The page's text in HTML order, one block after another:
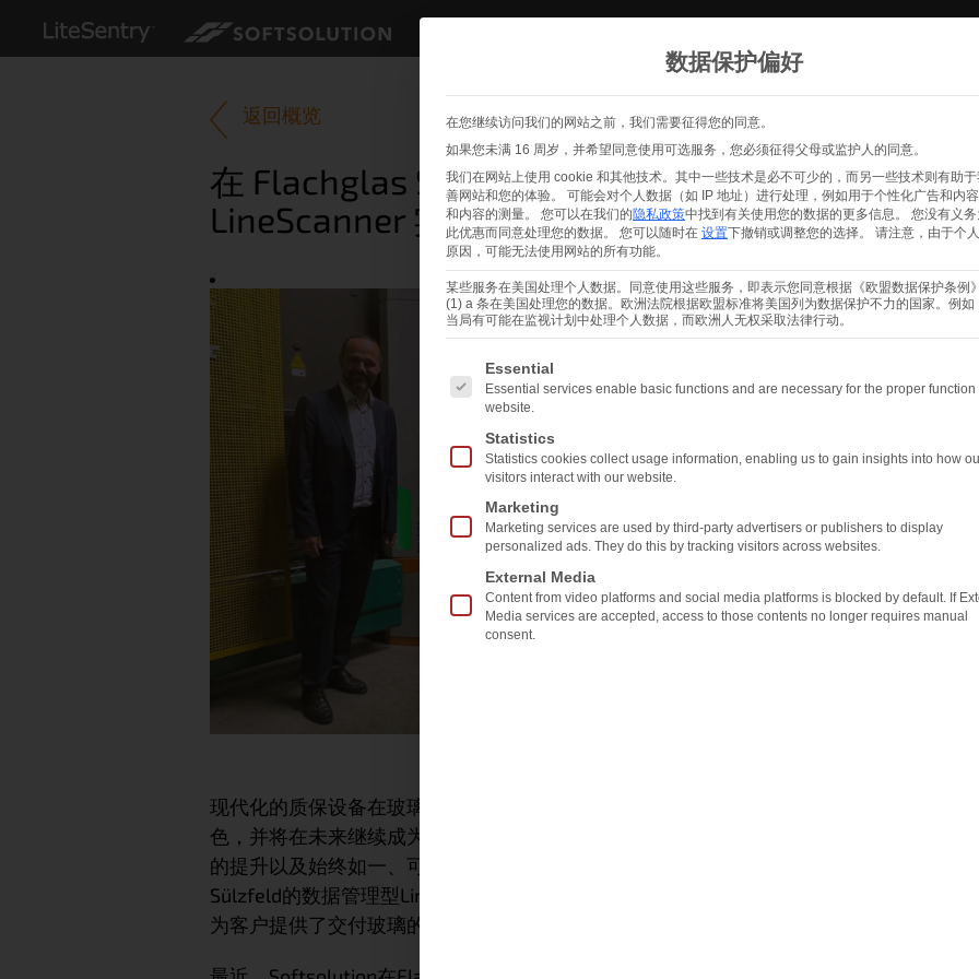
返回概览
在 Flachglas Sachsen 和 Sülzfeld 使用
LineScanner 实现连续可靠的交付
伊娃-
分
现代化的质保设备在玻璃深加工行业的中小企业中扮演着越来越重要的角
色，并将在未来继续成为中型企业的核心议题。自动化的扩展、数字化程度
的提升以及始终如一、可验证的高质量极为重要。Flachglas Sachsen和
Sülzfeld的数据管理型LineScanner扫描仪让操作员的日常工作更加轻松，并
为客户提供了交付玻璃的100%可追溯性。
数据保护偏好
在您继续访问我们的网站之前，我们需要征得您的同意。
如果您未满 16 周岁，并希望同意使用可选服务，您必须征得父母或监护人的同意。
我们在网站上使用 cookie 和其他技术。其中一些技术是必不可少的，而另一些技术则有助于
善网站和您的体验。
可能会对个人数据（如 IP 地址）进行处理，例如用于个性化广告和内
和内容的测量。
您可以在我们的隐私政策中找到有关使用您的数据的更多信息。
您没有义务
此优惠而同意处理您的数据。
您可以随时在 设置下撤销或调整您的选择。
请注意，由于个
原因，可能无法使用网站的所有功能。
某些服务在美国处理个人数据。同意使用这些服务，即表示您同意根据《欧盟数据保护条例
(1) a 条在美国处理您的数据。欧洲法院根据欧盟标准将美国列为数据保护不力的国家。例如
当局有可能在监视计划中处理个人数据，而欧洲人无权采取法律行动。
以下是可以同意的服务组列表。第一个服务组是必要的，不能取消选
Essential
Essential services enable basic functions and are necessary for the proper function
website.
Statistics
Statistics cookies collect usage information, enabling us to gain insights into how
visitors interact with our website.
Marketing
Marketing services are used by third-party advertisers or publishers to display
personalized ads. They do this by tracking visitors across websites.
External Media
Content from video platforms and social media platforms is blocked by default. If
Media services are accepted, access to those contents no longer requires manual
consent.